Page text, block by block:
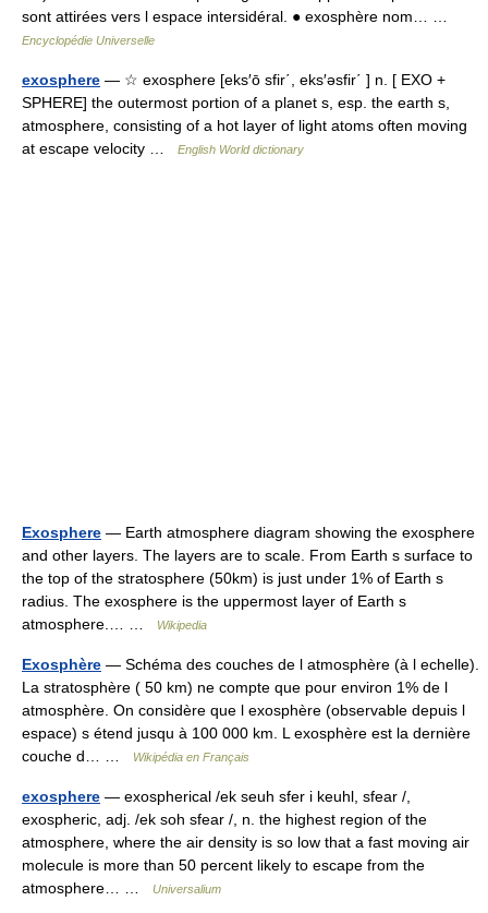
sont attirées vers l espace intersidéral. ● exosphère nom… …
Encyclopédie Universelle
exosphere — ☆ exosphere [eks′ō sfir΄, eks′əsfir΄ ] n. [ EXO +
SPHERE] the outermost portion of a planet s, esp. the earth s,
atmosphere, consisting of a hot layer of light atoms often moving
at escape velocity …
English World dictionary
Exosphere — Earth atmosphere diagram showing the exosphere
and other layers. The layers are to scale. From Earth s surface to
the top of the stratosphere (50km) is just under 1% of Earth s
radius. The exosphere is the uppermost layer of Earth s
atmosphere.… …
Wikipedia
Exosphère — Schéma des couches de l atmosphère (à l echelle).
La stratosphère ( 50 km) ne compte que pour environ 1% de l
atmosphère. On considère que l exosphère (observable depuis l
espace) s étend jusqu à 100 000 km. L exosphère est la dernière
couche d… …
Wikipédia en Français
exosphere — exospherical /ek seuh sfer i keuhl, sfear /,
exospheric, adj. /ek soh sfear /, n. the highest region of the
atmosphere, where the air density is so low that a fast moving air
molecule is more than 50 percent likely to escape from the
atmosphere… …
Universalium